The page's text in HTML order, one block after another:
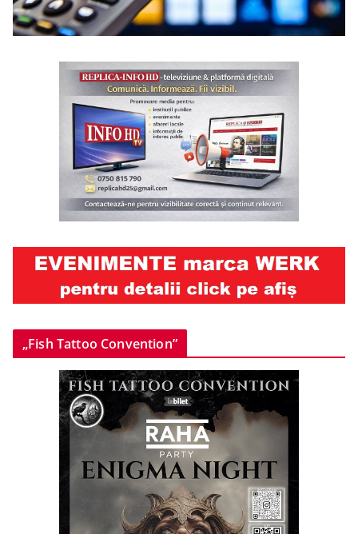
„Fish Tattoo Convention”